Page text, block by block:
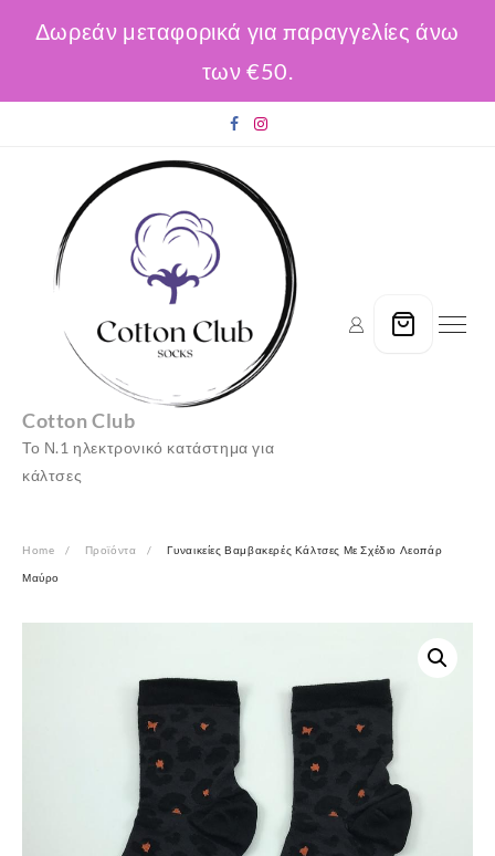
Δωρεάν μεταφορικά για παραγγελίες άνω
των €50.
Cotton Club
Το Ν.1 ηλεκτρονικό κατάστημα για
κάλτσες
Home Προϊόντα Γυναικείες Βαμβακερές Κάλτσες Με Σχέδιο Λεοπάρ
Μαύρο